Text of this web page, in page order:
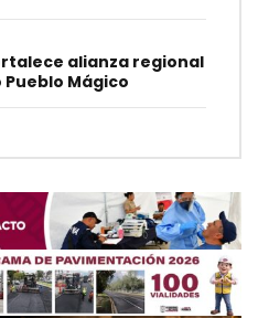
alianza regional
Mágico